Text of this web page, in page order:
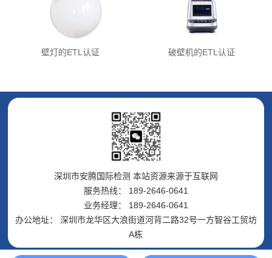
壁灯的ETL认证 破壁机的ETL认证
深圳市安腾国际检测 本站资源来源于互联网
服务热线： 189-2646-0641
业务经理： 189-2646-0641
办公地址： 深圳市龙华区大浪街道河背二路32号一方智谷工贸坊
A栋